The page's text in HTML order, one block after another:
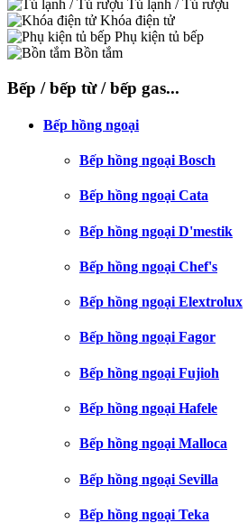
Tủ lạnh / Tủ rượu
Khóa điện tử
Phụ kiện tủ bếp
Bồn tắm
Bếp / bếp từ / bếp gas...
Bếp hồng ngoại
Bếp hồng ngoại Bosch
Bếp hồng ngoại Cata
Bếp hồng ngoại D'mestik
Bếp hồng ngoại Chef's
Bếp hồng ngoại Elextrolux
Bếp hồng ngoại Fagor
Bếp hồng ngoại Fujioh
Bếp hồng ngoại Hafele
Bếp hồng ngoại Malloca
Bếp hồng ngoại Sevilla
Bếp hồng ngoại Teka